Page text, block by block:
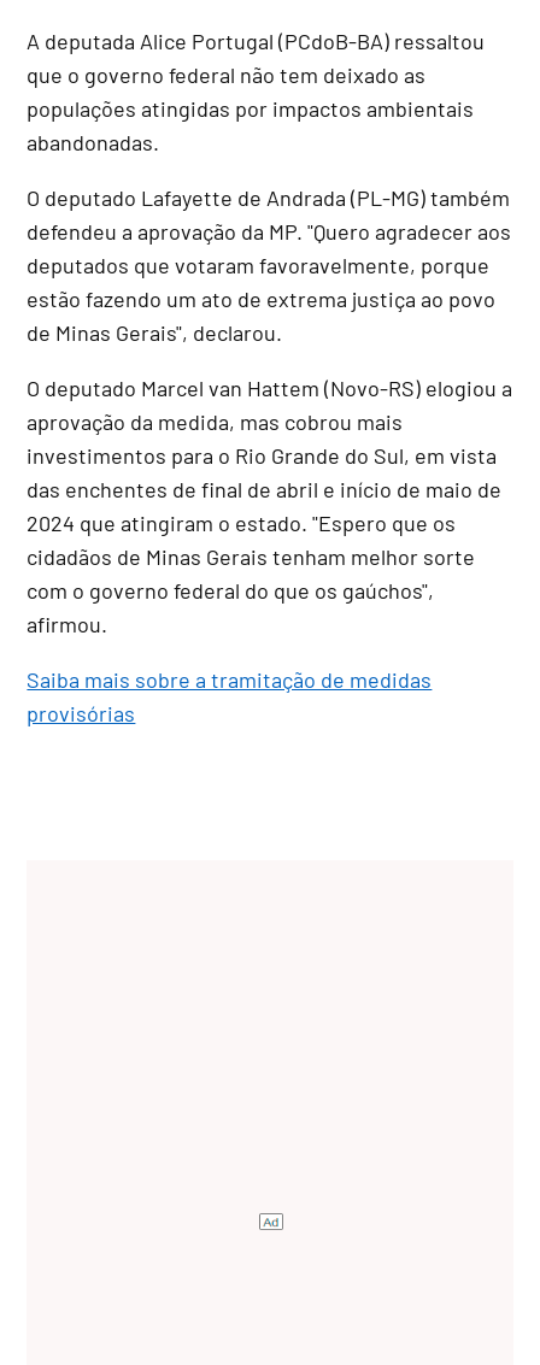
A deputada Alice Portugal (PCdoB-BA) ressaltou
que o governo federal não tem deixado as
populações atingidas por impactos ambientais
abandonadas.
O deputado Lafayette de Andrada (PL-MG) também
defendeu a aprovação da MP. "Quero agradecer aos
deputados que votaram favoravelmente, porque
estão fazendo um ato de extrema justiça ao povo
de Minas Gerais", declarou.
O deputado Marcel van Hattem (Novo-RS) elogiou a
aprovação da medida, mas cobrou mais
investimentos para o Rio Grande do Sul, em vista
das enchentes de final de abril e início de maio de
2024 que atingiram o estado. "Espero que os
cidadãos de Minas Gerais tenham melhor sorte
com o governo federal do que os gaúchos",
afirmou.
Saiba mais sobre a tramitação de medidas
provisórias